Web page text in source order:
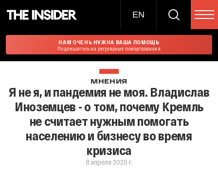
EN
НАМ ОЧЕНЬ НУЖНА ВАША ПОМОЩЬ
Подпишитесь на регулярные пожертвования
МНЕНИЯ
Я не я, и пандемия не моя. Владислав
Иноземцев - о том, почему Кремль
не считает нужным помогать
населению и бизнесу во время
кризиса
8 апреля 2020 г.